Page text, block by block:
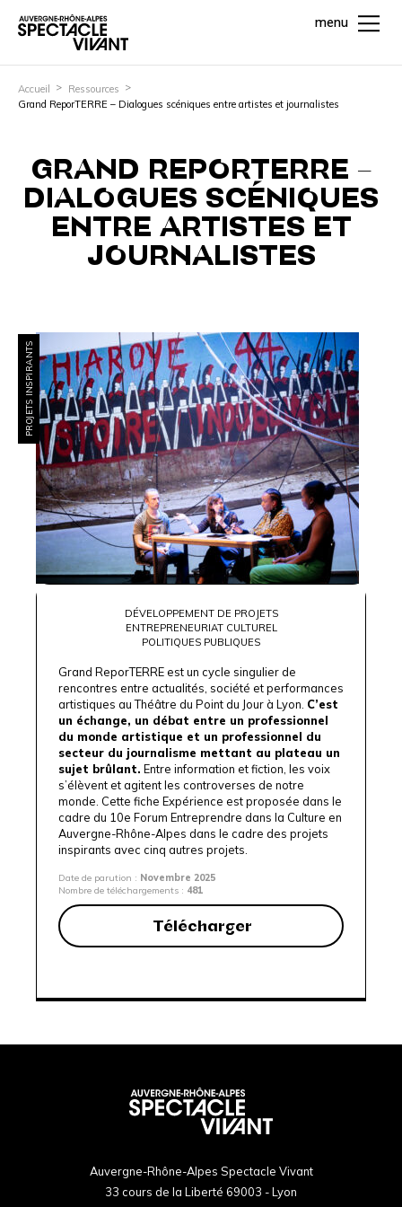
menu
Accueil
Ressources
Grand ReporTERRE – Dialogues scéniques entre artistes et journalistes
GRAND REPORTERRE –
DIALOGUES SCÉNIQUES
ENTRE ARTISTES ET
JOURNALISTES
PROJETS INSPIRANTS
DÉVELOPPEMENT DE PROJETS
ENTREPRENEURIAT CULTUREL
POLITIQUES PUBLIQUES
Grand ReporTERRE est un cycle singulier de
rencontres entre actualités, société et performances
artistiques au Théâtre du Point du Jour à Lyon. C’est
un échange, un débat entre un professionnel
du monde artistique et un professionnel du
secteur du journalisme mettant au plateau un
sujet brûlant. Entre information et fiction, les voix
s’élèvent et agitent les controverses de notre
monde. Cette fiche Expérience est proposée dans le
cadre du 10e Forum Entreprendre dans la Culture en
Auvergne-Rhône-Alpes dans le cadre des projets
inspirants avec cinq autres projets
Date de parution : Novembre 2025
Nombre de téléchargements : 481
Télécharger
Auvergne-Rhône-Alpes Spectacle Vivant
33 cours de la Liberté 69003 - Lyon